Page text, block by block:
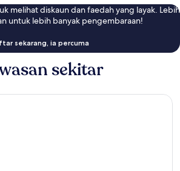
melihat diskaun dan faedah yang layak. Lebih
untuk lebih banyak pengembaraan!
sekarang, ia percuma
sekitar